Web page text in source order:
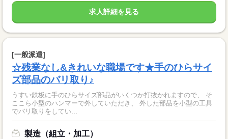
求人詳細を見る
[一般派遣]
☆残業なし&きれいな職場です★手のひらサイ
ズ部品のバリ取り♪
うすい鉄板に手のひらサイズ部品がいくつか打抜かれますので、 そ
ここら小型のハンマーで外していただき、 外した部品を小型の工具
でバリ取りをしてい...
製造（組立・加工）